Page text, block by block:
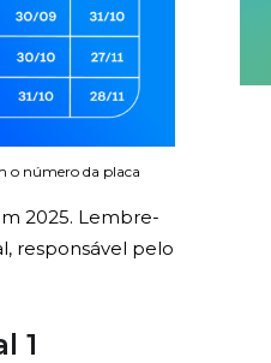
o número da placa
2025. Lembre-
responsável pelo
1